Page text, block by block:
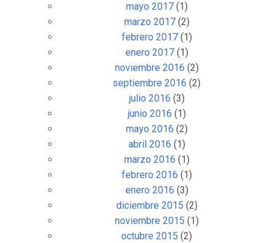
mayo 2017(1)
marzo 2017(2)
febrero 2017(1)
enero 2017(1)
noviembre 2016 (2)
septiembre 2016 (2)
julio 2016 (3)
junio 2016 (1)
mayo 2016 (2)
abril 2016 (1)
marzo 2016 (1)
febrero 2016 (1)
enero 2016 (3)
diciembre 2015 (2)
noviembre 2015 (1)
octubre 2015 (2)